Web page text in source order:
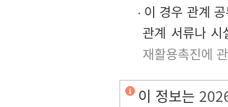
이 경우 관계
관계 서류나 시
재활용촉진에
이 정보는